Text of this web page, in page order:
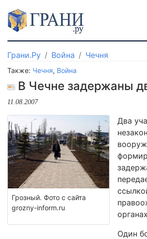
Грани.Ру Война Чечня
Также: Чечня, Война
В Чечне задержаны
11.08.2007
Грозный. Фото с сайта
grozny-inform.ru
Два
Один